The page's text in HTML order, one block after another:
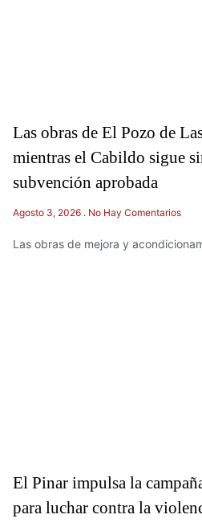
Las obras de El Pozo de
mientras el Cabildo sigue
subvención aprobada
Agosto 3, 2026 No Hay Comentarios
Las obras de mejora y
El Pinar impulsa la
para luchar contra la